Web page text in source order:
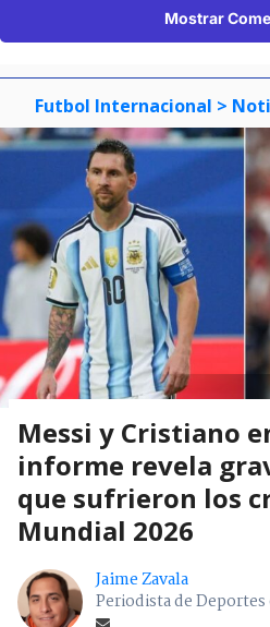
Mostrar
Futbol Internacional >
Messi y Cristiano
informe revela
que sufrieron los
Mundial 2026
Jaime Zavala
Periodista de